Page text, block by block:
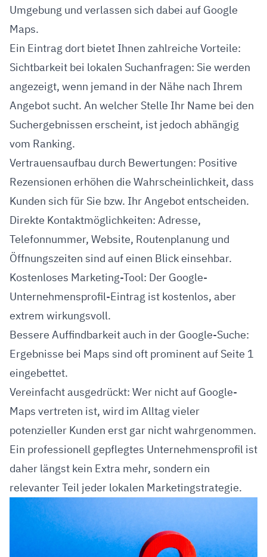
Umgebung und verlassen sich dabei auf Google
Maps.
Ein Eintrag dort bietet Ihnen zahlreiche Vorteile:
Sichtbarkeit bei lokalen Suchanfragen: Sie werden
angezeigt, wenn jemand in der Nähe nach Ihrem
Angebot sucht. An welcher Stelle Ihr Name bei den
Suchergebnissen erscheint, ist jedoch abhängig
vom Ranking.
Vertrauensaufbau durch Bewertungen: Positive
Rezensionen erhöhen die Wahrscheinlichkeit, dass
Kunden sich für Sie bzw. Ihr Angebot entscheiden.
Direkte Kontaktmöglichkeiten: Adresse,
Telefonnummer, Website, Routenplanung und
Öffnungszeiten sind auf einen Blick einsehbar.
Kostenloses Marketing-Tool: Der Google-
Unternehmensprofil-Eintrag ist kostenlos, aber
extrem wirkungsvoll.
Bessere Auffindbarkeit auch in der Google-Suche:
Ergebnisse bei Maps sind oft prominent auf Seite 1
eingebettet.
Vereinfacht ausgedrückt: Wer nicht auf Google-
Maps vertreten ist, wird im Alltag vieler
potenzieller Kunden erst gar nicht wahrgenommen.
Ein professionell gepflegtes Unternehmensprofil ist
daher längst kein Extra mehr, sondern ein
relevanter Teil jeder lokalen Marketingstrategie.